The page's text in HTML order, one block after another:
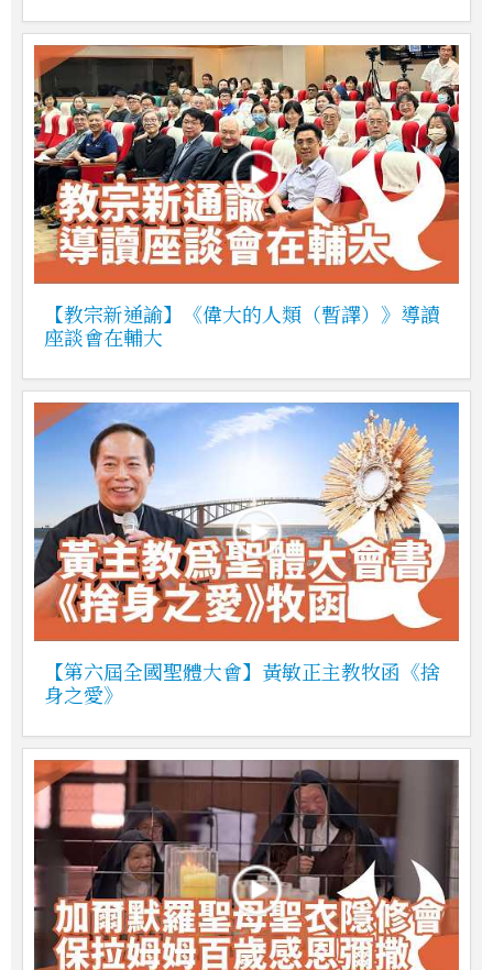
【教宗新通諭】《偉大的人類（暫譯）》導讀
座談會在輔大
【第六屆全國聖體大會】黃敏正主教牧函《捨
身之愛》